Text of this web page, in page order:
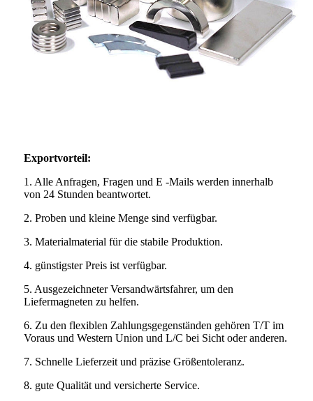
Exportvorteil:
1. Alle Anfragen, Fragen und E -Mails werden innerhalb
von 24 Stunden beantwortet.
2. Proben und kleine Menge sind verfügbar.
3. Materialmaterial für die stabile Produktion.
4. günstigster Preis ist verfügbar.
5. Ausgezeichneter Versandwärtsfahrer, um den
Liefermagneten zu helfen.
6. Zu den flexiblen Zahlungsgegenständen gehören T/T im
Voraus und Western Union und L/C bei Sicht oder anderen.
7. Schnelle Lieferzeit und präzise Größentoleranz.
8. gute Qualität und versicherte Service.